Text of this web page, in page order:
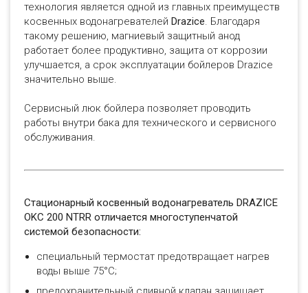
технология является одной из главных преимуществ
косвенных водонагревателей Drazice. Благодаря
такому решению, магниевый защитный анод
работает более продуктивно, защита от коррозии
улучшается, а срок эксплуатации бойлеров Drazice
значительно выше.
Сервисный люк бойлера позволяет проводить
работы внутри бака для технического и сервисного
обслуживания.
Стационарный косвенный водонагреватель DRAZICE
OKC 200 NTRR отличается многоступенчатой
системой безопасности:
специальный термостат предотвращает нагрев
воды выше 75°C;